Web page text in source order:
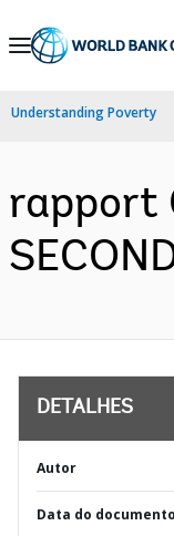
Skip
Navigation
Understanding Poverty
rapport
DETALHES
Autor
Data do documento